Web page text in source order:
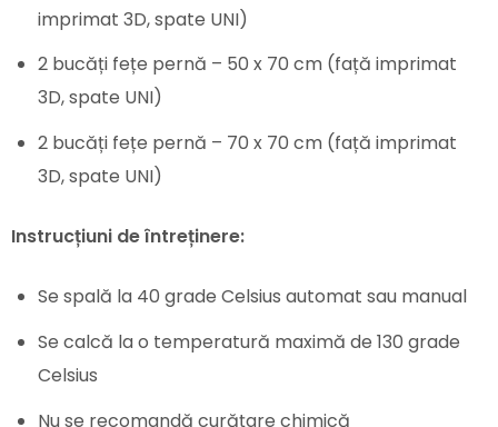
imprimat 3D, spate UNI)
2 bucăți fețe pernă – 50 x 70 cm (față imprimat
3D, spate UNI)
2 bucăți fețe pernă – 70 x 70 cm (față imprimat
3D, spate UNI)
Instrucțiuni de întreținere:
Se spală la 40 grade Celsius automat sau manual
Se calcă la o temperatură maximă de 130 grade
Celsius
Nu se recomandă curățare chimică